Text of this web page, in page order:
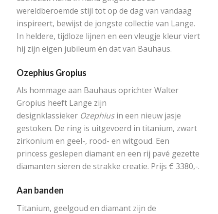
wereldberoemde stijl tot op de dag van vandaag
inspireert, bewijst de jongste collectie van Lange.
In heldere, tijdloze lijnen en een vleugje kleur viert
hij zijn eigen jubileum én dat van Bauhaus.
Ozephius Gropius
Als hommage aan Bauhaus oprichter Walter
Gropius heeft Lange zijn
designklassieker Ozephiusin een nieuw jasje
gestoken. De ring is uitgevoerd in titanium, zwart
zirkonium en geel-, rood- en witgoud. Een
princess geslepen diamant en een rij pavé gezette
diamanten sieren de strakke creatie. Prijs € 3380,-.
Aan banden
Titanium, geelgoud en diamant zijn de